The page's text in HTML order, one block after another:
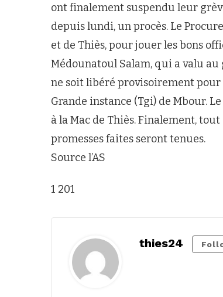
ont finalement suspendu leur
depuis lundi, un procès. Le
et de Thiès, pour jouer les bons
Médounatoul Salam, qui a valu
ne soit libéré provisoirement pour
Grande instance (Tgi) de Mbour.
à la Mac de Thiès. Finalement,
promesses faites seront tenues.
Source l’AS
1 201
thies24